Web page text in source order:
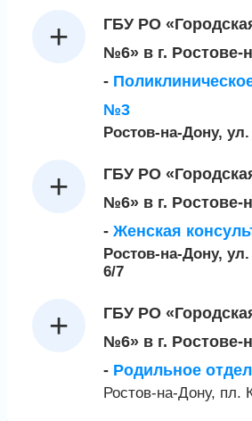
ГБУ РО
№6» в г. Ростове-
-
№3
Ростов-на-Дону,
ГБУ РО
№6» в г. Ростове-
- Женская
Ростов-на-Дону,
6/7
ГБУ РО
№6» в г. Ростове-
- Родильное
Ростов-на-Дону, пл.